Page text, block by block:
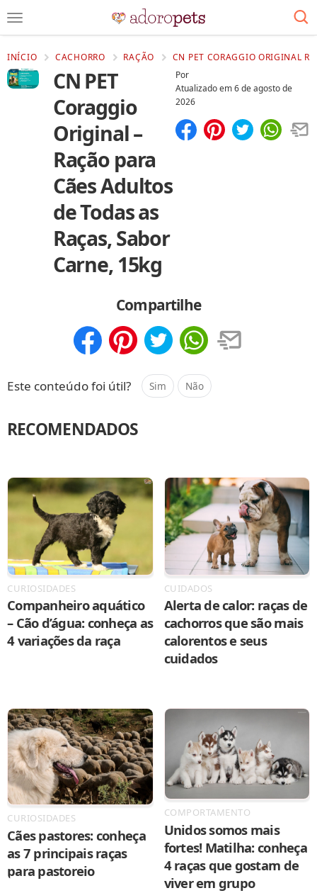
INÍCIO CACHORRO RAÇÃO CN PET CORAGGIO ORIGINAL
CN PET
Coraggio
Original –
Ração para
Cães Adultos
de Todas as
Raças, Sabor
Carne, 15kg
Por
Atualizado em6 de agosto de
2026
Compartilhe
Este conteúdo foi útil? Sim Não
RECOMENDADOS
CURIOSIDADES
Companheiro aquático
– Cão d’água: conheça as
4 variações da raça
CUIDADOS
Alerta de calor: raças de
cachorros que são mais
calorentos e seus
cuidados
CURIOSIDADES
Cães pastores: conheça
as 7 principais raças
para pastoreio
COMPORTAMENTO
Unidos somos mais
fortes! Matilha: conheça
4 raças que gostam de
viver em grupo